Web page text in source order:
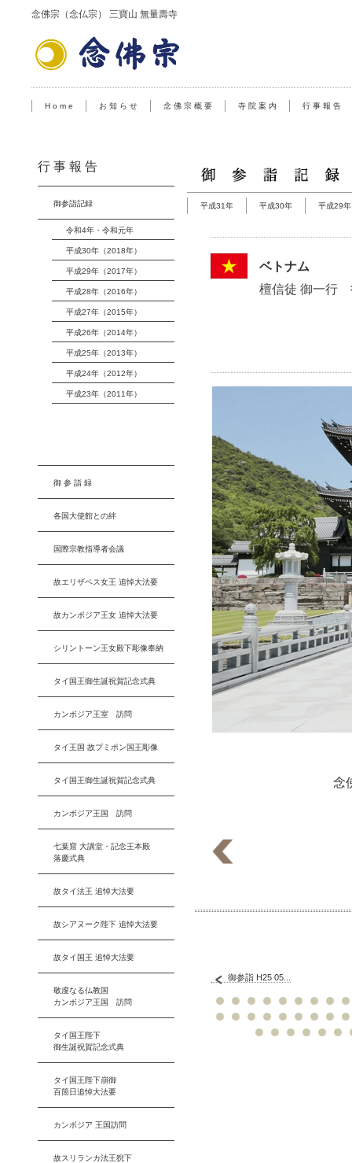
念佛宗（念仏宗） 三寶山 無量壽寺
H o m e お 知 ら せ 念 佛 宗 概 要 寺 院 案 内 行 事 報 告
平成31年 平成30年 平成29年
ベトナム
檀信徒 御一行
念
御参詣 H25 05...
行 事 報 告
御参詣記録
令和4年・令和元年
平成30年（2018年）
平成29年（2017年）
平成28年（2016年）
平成27年（2015年）
平成26年（2014年）
平成25年（2013年）
平成24年（2012年）
平成23年（2011年）
御 参 詣 録
各国大使館との絆
国際宗教指導者会議
故エリザベス女王 追悼大法要
故カンボジア王女 追悼大法要
シリントーン王女殿下彫像奉納
タイ国王御生誕祝賀記念式典
カンボジア王室 訪問
タイ王国 故プミポン国王彫像
タイ国王御生誕祝賀記念式典
カンボジア王国 訪問
七葉窟 大講堂・記念王本殿
落慶式典
故タイ法王 追悼大法要
故シアヌーク陛下 追悼大法要
故タイ国王 追悼大法要
敬虔なる仏教国
カンボジア王国 訪問
タイ国王陛下
御生誕祝賀記念式典
タイ国王陛下崩御
百箇日追悼大法要
カンボジア 王国訪問
故スリランカ法王猊下